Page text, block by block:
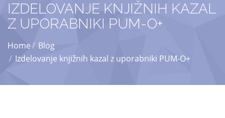
IZDELOVANJE KNJIŽNIH KAZAL
Z UPORABNIKI PUM-O+
Home
Blog
Izdelovanje knjižnih kazal z uporabniki PUM-O+